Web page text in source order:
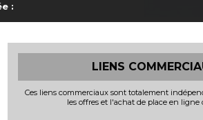
:
LIENS
Ces liens commerciaux sont totalement
les offres et l'achat de place en ligne